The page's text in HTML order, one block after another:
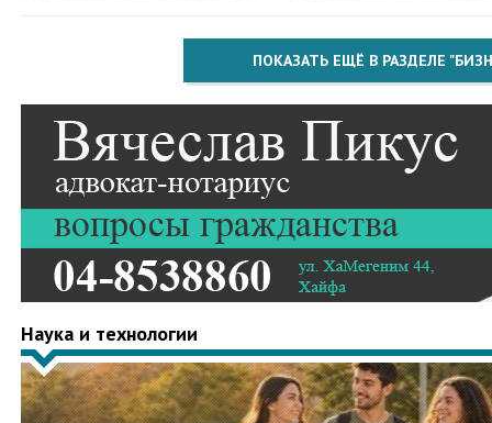
ПОКАЗАТЬ ЕЩЁ В РАЗДЕЛЕ
Наука и технологии